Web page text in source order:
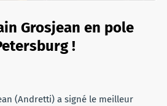
Grosjean en pole
!
(Andretti) a signé le meilleur